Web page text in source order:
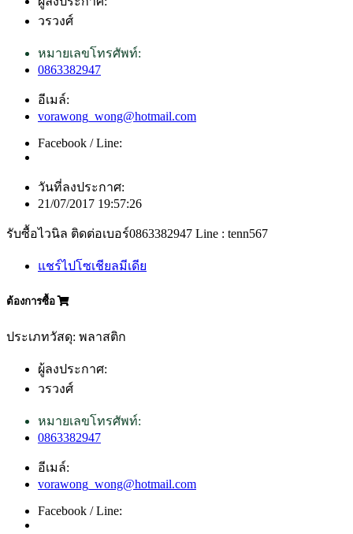
วรวงศ์
หมายเลขโทรศัพท์:
0863382947
อีเมล์:
vorawong_wong@hotmail.com
Facebook / Line:
วันที่ลงประกาศ:
21/07/2017 19:57:26
รับซื้อไวนิล ติดต่อเบอร์0863382947 Line : tenn567
แชร์ไปโซเชียลมีเดีย
ต้องการซื้อ
ประเภทวัสดุ: พลาสติก
ผู้ลงประกาศ:
วรวงศ์
หมายเลขโทรศัพท์:
0863382947
อีเมล์:
vorawong_wong@hotmail.com
Facebook / Line: